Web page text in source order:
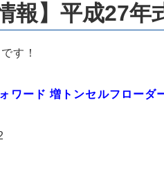
報】平成27
す！
ワード 増トンセルフローダ